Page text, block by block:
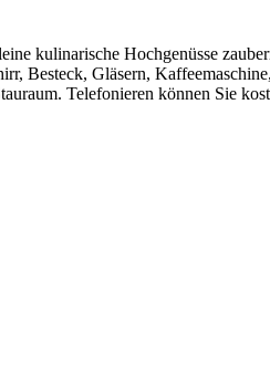
kulinarische Hochgenüsse
Gläsern,
Telefonieren können Sie